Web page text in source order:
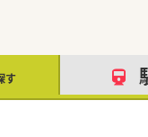
す